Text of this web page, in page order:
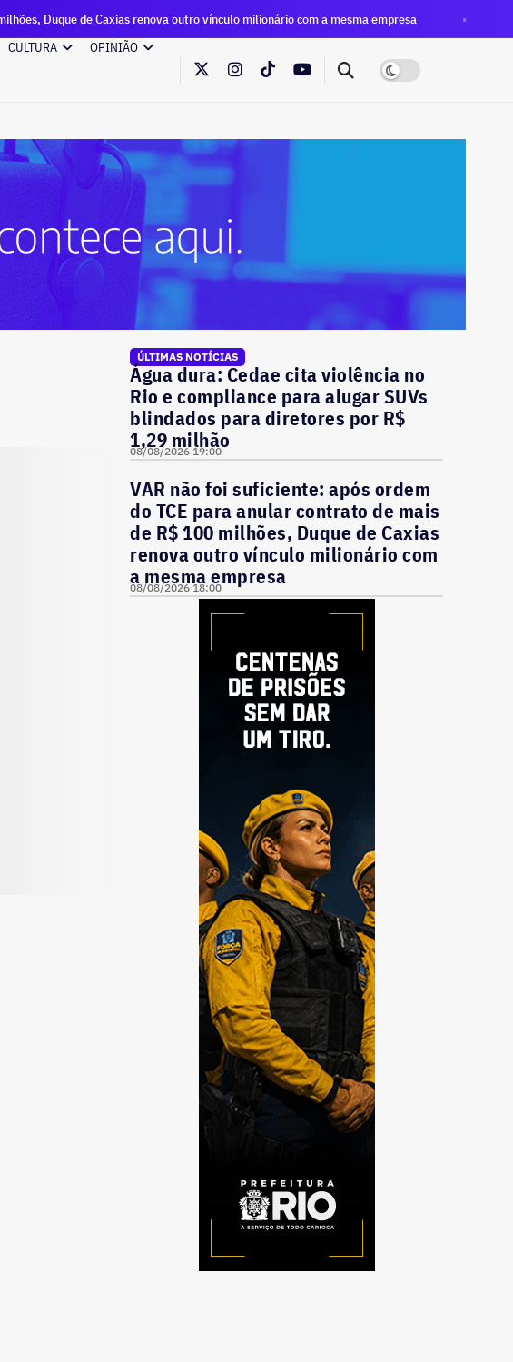
outro vínculo milionário com a mesma empresa
Eleições 2026:
CULTURA OPINIÃO
ÚLTIMAS NOTÍCIAS
Água dura: Cedae cita violência no
Rio e compliance para alugar SUVs
blindados para diretores por R$
1,29 milhão
08/08/2026 19:00
VAR não foi suficiente: após ordem
do TCE para anular contrato de mais
de R$ 100 milhões, Duque de Caxias
renova outro vínculo milionário com
a mesma empresa
08/08/2026 18:00